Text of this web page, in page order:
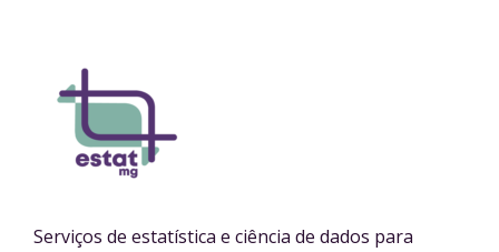
Serviços de estatística e ciência de dados para